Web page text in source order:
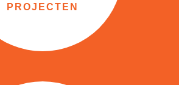
PROJECTEN